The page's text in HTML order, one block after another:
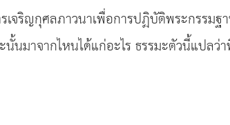
จริญกุศลภาวนาเพื่อการปฏิบัติพระกรรม
นมาจากไหนได้แก่อะไร ธรรมะตัวนี้แปล